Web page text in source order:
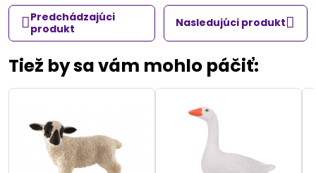
Predchádzajúci
produkt
Nasledujúci produkt
Tiež by sa vám mohlo páčiť: